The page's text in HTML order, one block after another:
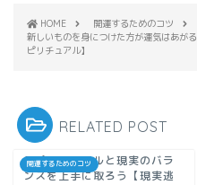
HOME
開運するためのコツ
新しいものを身につけた方が運気はあが
ピリチュアル】
RELATED POST
開運するためのコツ
スピリチュアルと現実のバラ
ンスを上手に取ろう【現実逃